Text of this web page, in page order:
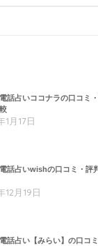
話占いココナラの口コミ
1月17日
話占いwishの口コミ・評
12月19日
話占い【みらい】の口コ